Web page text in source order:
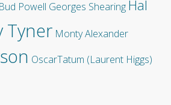
Bud Powell Georges Shearing Hal
Tyner Monty Alexander
OscarTatum (Laurent Higgs)